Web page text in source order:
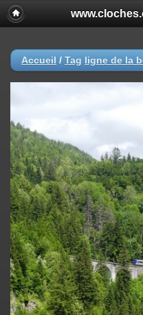
Accueil / Tag ligne de la